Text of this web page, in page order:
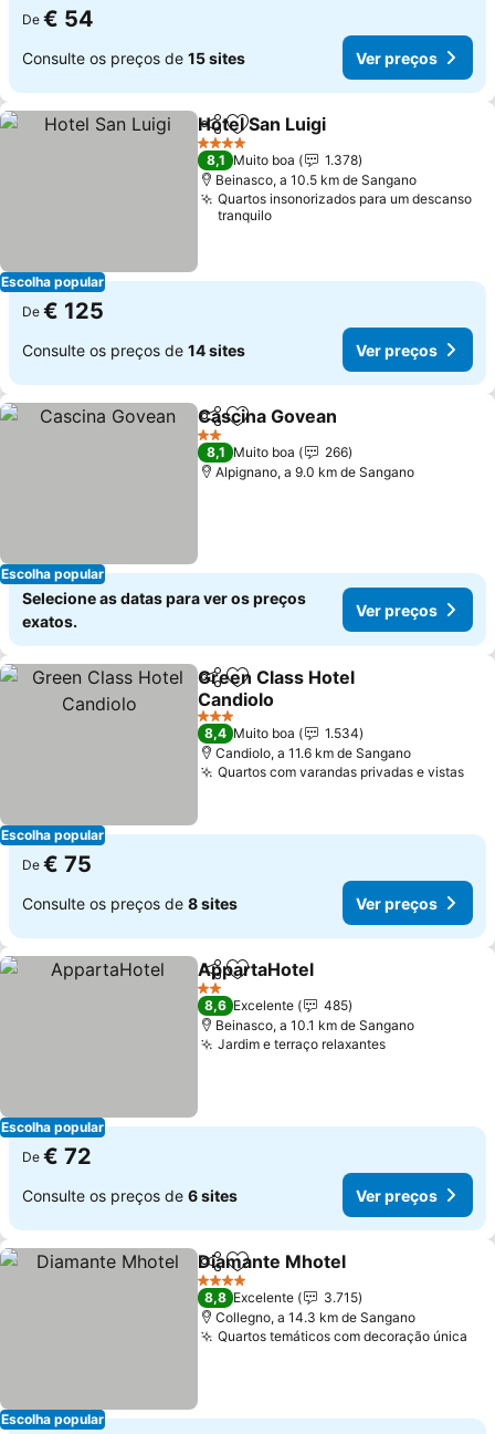
De € 54
Consulte os preços de 15 sites Ver preços
Escolha popular
PartilharAdicionar aos favoritos
Hotel San Luigi
4 Estrelas
8,1 Muito boa
1.378
Beinasco, a 10.5 km de Sangano
Quartos insonorizados para um descanso
tranquilo
De € 125
Consulte os preços de 14 sites Ver preços
Escolha popular
PartilharAdicionar aos favoritos
Cascina Govean
2 Estrelas
8,1 Muito boa
266
Alpignano, a 9.0 km de Sangano
Selecione as datas para ver os preços
exatos.
Ver preços
Escolha popular
PartilharAdicionar aos favoritos
Green Class Hotel
Candiolo
Ver preços
3 Estrelas
8,4 Muito boa
1.534
Candiolo, a 11.6 km de Sangano
Quartos com varandas privadas e vistas
De € 75
Consulte os preços de 8 sites Ver preços
Escolha popular
PartilharAdicionar aos favoritos
AppartaHotel
2 Estrelas
8,6 Excelente
485
Beinasco, a 10.1 km de Sangano
Jardim e terraço relaxantesVer preços
De € 72
Consulte os preços de 6 sites Ver preços
Escolha popular
PartilharAdicionar aos favoritos
Diamante Mhotel
4 Estrelas
8,8 Excelente
3.715
Collegno, a 14.3 km de Sangano
Quartos temáticos com decoração única